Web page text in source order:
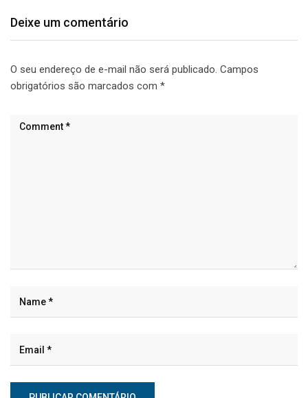
Deixe um comentário
O seu endereço de e-mail não será publicado. Campos
obrigatórios são marcados com *